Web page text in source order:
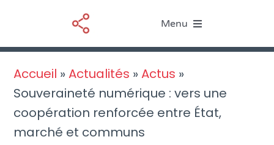
contenu
Menu
Le BIM
Nos services
Ressources
Accueil »Actualités »Actus »
Souveraineté numérique : vers une
coopération renforcée entre État,
marché et communs